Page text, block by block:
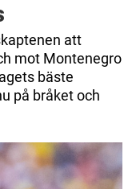
att
mot Montenegro
bäste
på bråket och